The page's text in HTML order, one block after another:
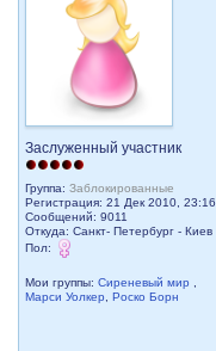
Заслуженный участник
Группа:Заблокированные
Регистрация: 21 Дек 2010, 23:16
Сообщений: 9011
Откуда: Санкт- Петербург - Киев
Пол:
Мои группы:Сиреневый мир
Марси Уолкер
,Роско Борн